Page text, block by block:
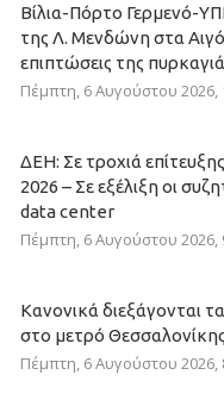
Βίλια-Πόρτο Γερμενό-
της Λ. Μενδώνη στα
επιπτώσεις της
Πέμπτη, 6 Αυγούστου 2026,
ΔΕΗ: Σε τροχιά
2026 – Σε εξέλιξη οι
data center
Πέμπτη, 6 Αυγούστου 2026,
Κανονικά διεξάγονται
στο μετρό Θεσσαλονίκης
Πέμπτη, 6 Αυγούστου 2026,